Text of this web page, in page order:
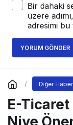
Bir dahaki
üzere
adresimi bu
YORUM GÖNDER
Diğer
E-
Niye